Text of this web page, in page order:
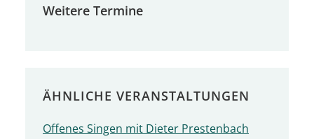
Weitere Termine
ÄHNLICHE VERANSTALTUNGEN
Offenes Singen mit Dieter Prestenbach